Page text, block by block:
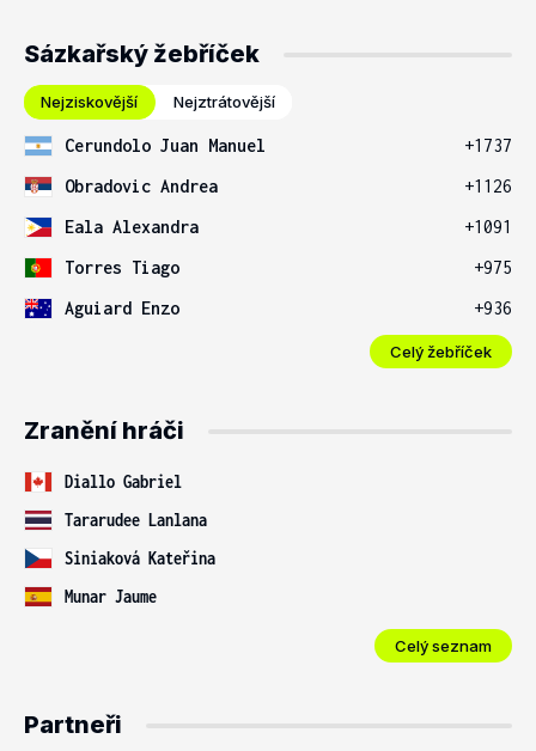
Sázkařský žebříček
Nejziskovější Nejztrátovější
Cerundolo Juan Manuel
+1737
Obradovic Andrea
+1126
Eala Alexandra
+1091
Torres Tiago
+975
Aguiard Enzo
+936
Celý žebříček
Zranění hráči
Diallo Gabriel
Tararudee Lanlana
Siniaková Kateřina
Munar Jaume
Celý seznam
Partneři